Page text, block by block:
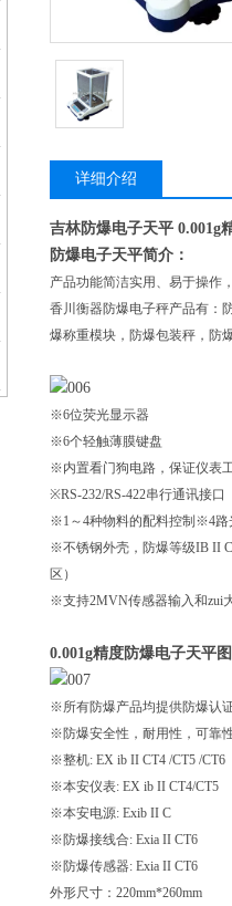
详细介绍
吉林防爆电子天平 0.001g
防爆电子天平简介：
产品功能简洁实用、易于操作
香川衡器防爆电子秤产品有：
爆称重模块，防爆包装秤，防
※6位荧光显示器
※6个轻触薄膜键盘
※内置看门狗电路，保证仪表
※RS-232/RS-422串行通讯接口
※1～4种物料的配料控制※4路
※不锈钢外壳，防爆等级IB II
区）
※支持2MVN传感器输入和zui
0.001g精度防爆电子天平
※所有防爆产品均提供防爆认
※防爆安全性，耐用性，可靠
※整机: EX ib II CT4 /CT5 /CT6
※本安仪表: EX ib II CT4/CT5
※本安电源: Exib II C
※防爆接线合: Exia II CT6
※防爆传感器: Exia II CT6
外形尺寸：220mm*260mm